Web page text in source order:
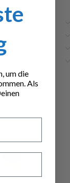
um die
Als